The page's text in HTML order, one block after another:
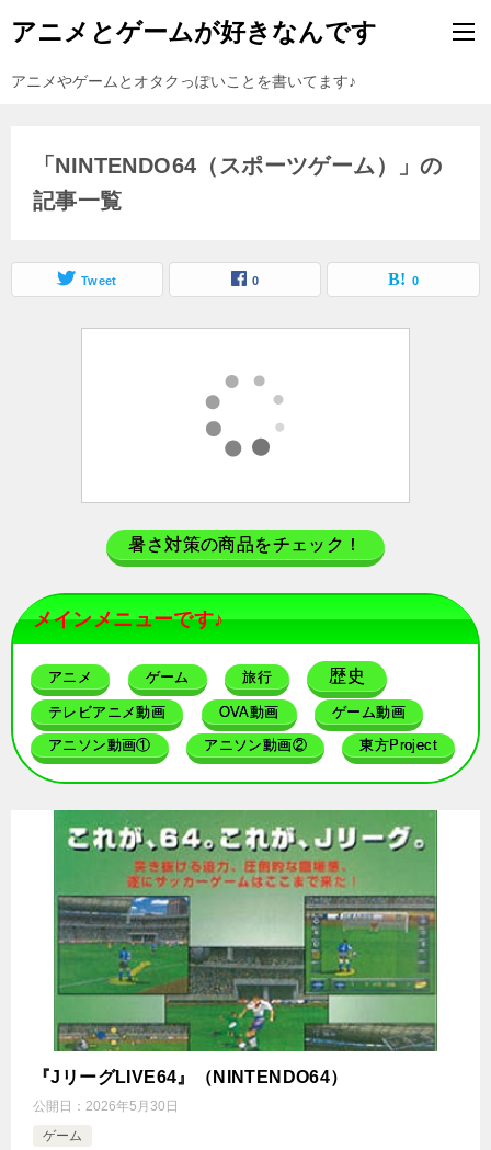
アニメとゲームが好きなんです
アニメやゲームとオタクっぽいことを書いてます♪
「NINTENDO64（スポーツゲーム）」の
記事一覧
Tweet 0 0
暑さ対策の商品をチェック！
メインメニューです♪
アニメ ゲーム 旅行 歴史
テレビアニメ動画 OVA動画 ゲーム動画
アニソン動画① アニソン動画② 東方Project
『JリーグLIVE64』（NINTENDO64）
公開日： 2026年5月30日
ゲーム